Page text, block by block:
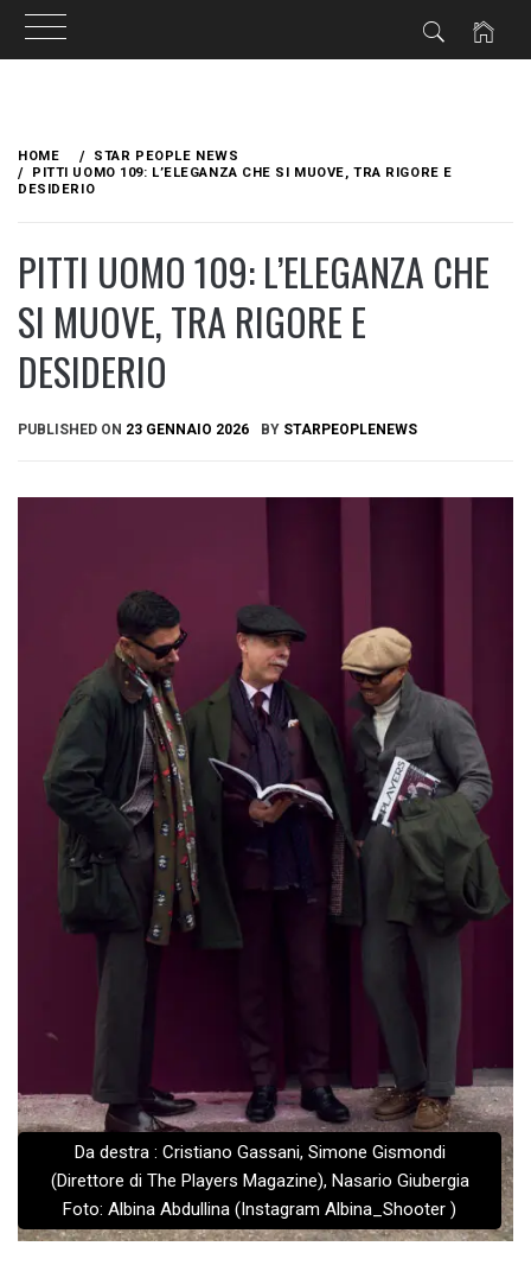
content
HOME
STAR PEOPLE NEWS
PITTI UOMO 109: L’ELEGANZA CHE SI MUOVE, TRA RIGORE E
DESIDERIO
PITTI UOMO 109: L’ELEGANZA CHE
SI MUOVE, TRA RIGORE E
DESIDERIO
PUBLISHED ON 23 GENNAIO 2026 BY STARPEOPLENEWS
Da destra : Cristiano Gassani, Simone Gismondi
(Direttore di The Players Magazine), Nasario Giubergia
Foto: Albina Abdullina (Instagram Albina_Shooter )